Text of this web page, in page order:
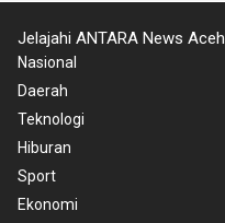
Jelajahi ANTARA News Aceh
Nasional
Daerah
Teknologi
Hiburan
Sport
Ekonomi